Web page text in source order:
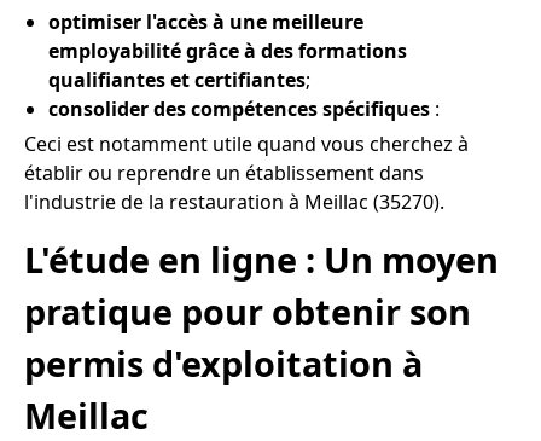
optimiser l'accès à une meilleure
employabilité grâce à des formations
qualifiantes et certifiantes;
consolider des compétences spécifiques :
Ceci est notamment utile quand vous cherchez à
établir ou reprendre un établissement dans
l'industrie de la restauration à Meillac (35270).
L'étude en ligne : Un moyen
pratique pour obtenir son
permis d'exploitation à
Meillac